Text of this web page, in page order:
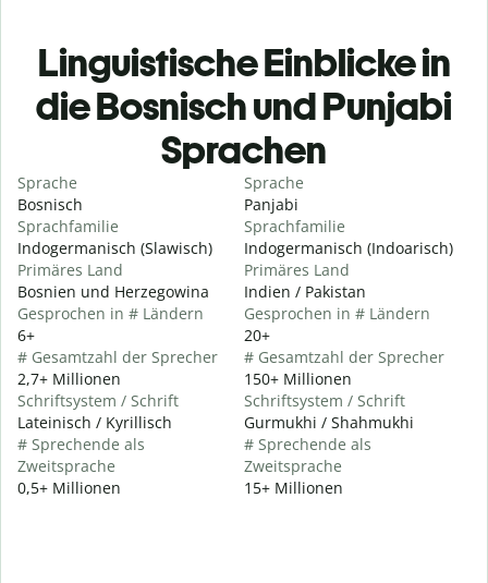
Linguistische Einblicke in
die Bosnisch und Punjabi
Sprachen
Sprache
Bosnisch
Sprachfamilie
Indogermanisch (Slawisch)
Primäres Land
Bosnien und Herzegowina
Gesprochen in # Ländern
6+
# Gesamtzahl der Sprecher
2,7+ Millionen
Schriftsystem / Schrift
Lateinisch / Kyrillisch
# Sprechende als
Zweitsprache
0,5+ Millionen
Sprache
Panjabi
Sprachfamilie
Indogermanisch (Indoarisch)
Primäres Land
Indien / Pakistan
Gesprochen in # Ländern
20+
# Gesamtzahl der Sprecher
150+ Millionen
Schriftsystem / Schrift
Gurmukhi / Shahmukhi
# Sprechende als
Zweitsprache
15+ Millionen